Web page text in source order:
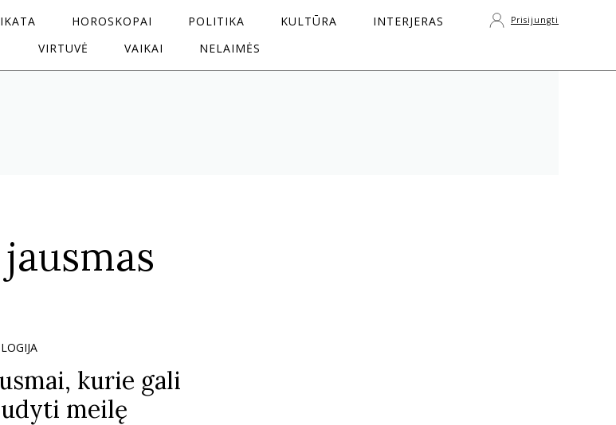
HOROSKOPAI POLITIKA KULTŪRA
INTERJERAS
VIRTUVĖ
VAIKAI NELAIMĖS
Prisijungti
jausmas
kurie gali
meilę